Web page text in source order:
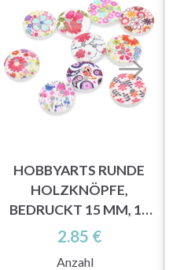
HOBBYARTS RUNDE
HOLZKNÖPFE,
BEDRUCKT 15 MM, 10
STÜCK
2.85 €
Anzahl